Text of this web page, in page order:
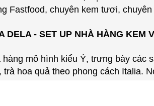
Fastfood, chuyên kem tươi,
DELA - SET UP NHÀ HÀNG KEM
hàng mô hình kiểu Ý, trưng bày các
trà hoa quả theo phong cách Italia.